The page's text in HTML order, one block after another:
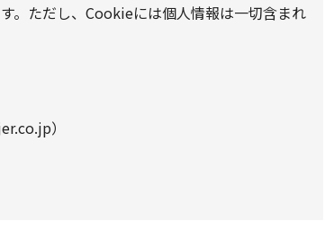
。ただし、Cookieには個人情報は一切含まれ
）